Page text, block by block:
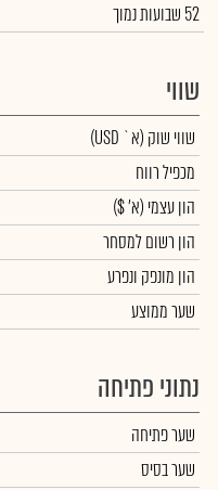
52 שבועות נמוך
שווי
שווי שוק (א` USD)
מכפיל רווח
הון עצמי (א' $)
הון רשום למסחר
הון מונפק ונפרע
שער ממוצע
נתוני פתיחה
שער פתיחה
שער בסיס